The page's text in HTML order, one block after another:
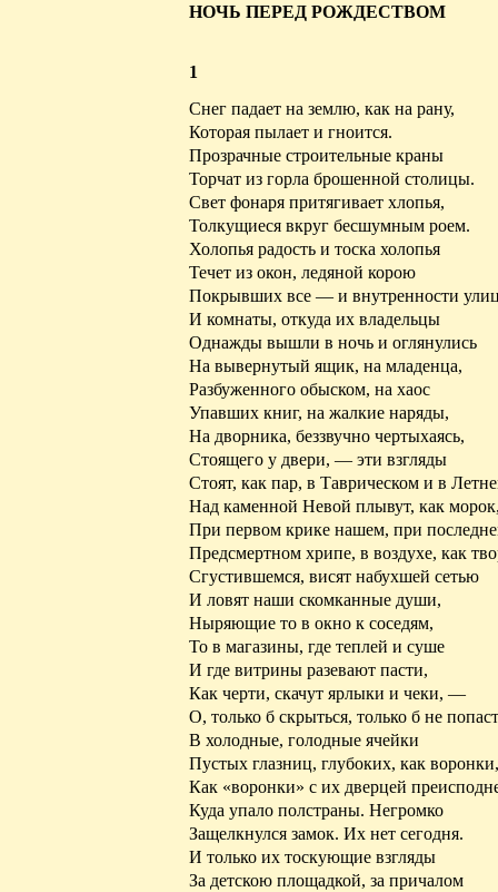
НОЧЬ ПЕРЕД РОЖДЕСТВОМ
1
Снег падает на землю, как на рану,
Которая пылает и гноится.
Прозрачные строительные краны
Торчат из горла брошенной столицы.
Свет фонаря притягивает хлопья,
Толкущиеся вкруг бесшумным роем.
Холопья радость и тоска холопья
Течет из окон, ледяной корою
Покрывших все — и внутренности
И комнаты, откуда их владельцы
Однажды вышли в ночь и оглянулись
На вывернутый ящик, на младенца,
Разбуженного обыском, на хаос
Упавших книг, на жалкие наряды,
На дворника, беззвучно чертыхаясь,
Стоящего у двери, — эти взгляды
Стоят, как пар, в Таврическом и в
Над каменной Невой плывут, как
При первом крике нашем, при
Предсмертном хрипе, в воздухе, как
Сгустившемся, висят набухшей сетью
И ловят наши скомканные души,
Ныряющие то в окно к соседям,
То в магазины, где теплей и суше
И где витрины разевают пасти,
Как черти, скачут ярлыки и чеки, —
О, только б скрыться, только б не
В холодные, голодные ячейки
Пустых глазниц, глубоких, как воронки,
Как «воронки» с их дверцей
Куда упало полстраны. Негромко
Защелкнулся замок. Их нет сегодня.
И только их тоскующие взгляды
За детскою площадкой, за причалом